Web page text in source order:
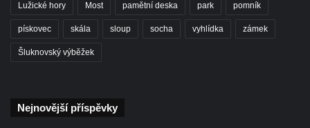
svatých Šimona a Judy v Lipové u Šluknova
Hřbitovní kaple v Lobendavě
Kostel Navštívení Panny Marie v
Navštívení Panny Marie v Lobendavě
Lužické hory Most pamětní deska park pomník
pískovec skála sloup socha vyhlídka zámek
Šluknovský výběžek
Nejnovější příspěvky